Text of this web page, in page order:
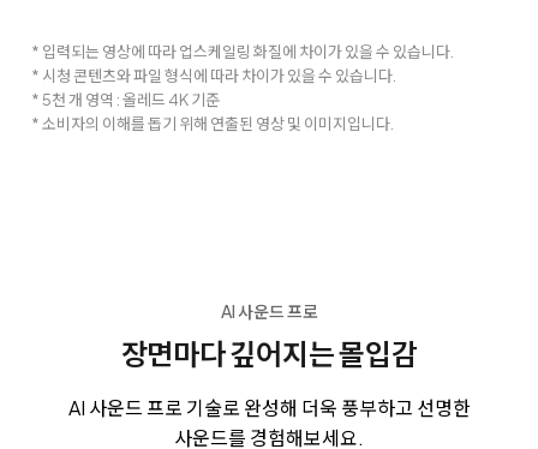
* 입력되는 영상에 따라 업스케일링 화질에 차이가 있을 수 있습니다.
* 시청 콘텐츠와 파일 형식에 따라 차이가 있을 수 있습니다.
* 5천 개 영역 : 올레드 4K 기준
* 소비자의 이해를 돕기 위해 연출된 영상 및 이미지입니다.
AI 사운드 프로
장면마다 깊어지는 몰입감
AI 사운드 프로 기술로 완성해 더욱 풍부하고 선명한
사운드를 경험해보세요.